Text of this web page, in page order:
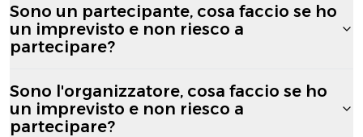
Sono un partecipante, cosa faccio se ho
un imprevisto e non riesco a
partecipare?
Sono l'organizzatore, cosa faccio se ho
un imprevisto e non riesco a
partecipare?